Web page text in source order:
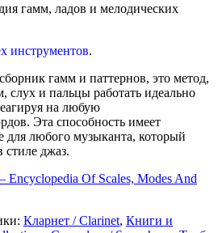
гамм, ладов и мелодических
инструментов.
гамм и паттернов, это метод,
слух и пальцы работать идеально
на любую
Эта способность имеет
для любого музыканта, который
стиле джаз.
Of Scales, Modes And
Кларнет / Clarinet, Книги и